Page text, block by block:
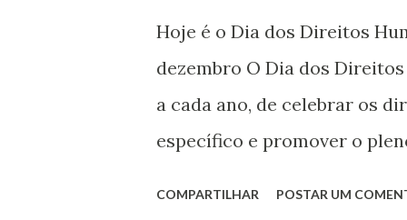
Hoje é o Dia dos Direitos
dezembro O Dia dos
a cada ano, de celebrar os
específico e promover o
COMPARTILHAR POSTAR UM